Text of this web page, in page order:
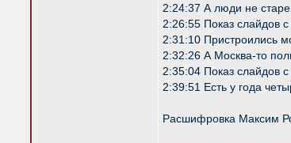
2:24:37 А люди не
2:26:55 Показ слайдов
2:31:10 Пристроились
2:32:26 А Москва-то
2:35:04 Показ слайдов
2:39:51 Есть у года
Расшифровка Максим